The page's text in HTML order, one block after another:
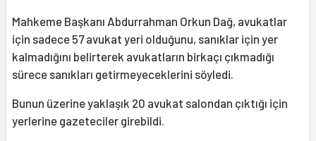
Mahkeme Başkanı Abdurrahman Orkun Dağ, avukatlar
için sadece 57 avukat yeri olduğunu, sanıklar için yer
kalmadığını belirterek avukatların birkaçı çıkmadığı
sürece sanıkları getirmeyeceklerini söyledi.
Bunun üzerine yaklaşık 20 avukat salondan çıktığı için
yerlerine gazeteciler girebildi.